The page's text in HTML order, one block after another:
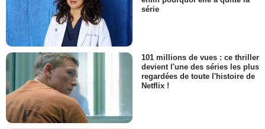
série
101 millions de vues : ce thriller
devient l'une des séries les plus
regardées de toute l'histoire de
Netflix !